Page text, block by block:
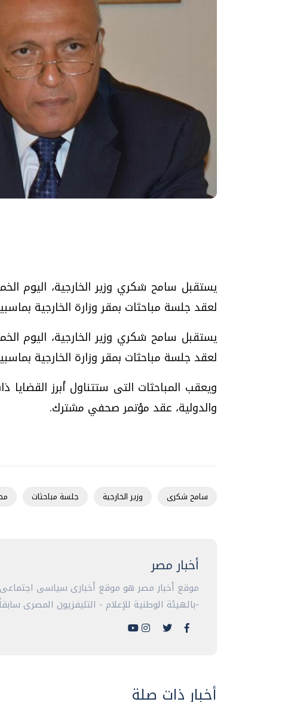
يستقبل سامح شكري وزير الخارجية، اليوم
لعقد جلسة مباحثات بمقر وزارة الخارجية
يستقبل سامح شكري وزير الخارجية، اليوم
لعقد جلسة مباحثات بمقر وزارة الخارجية
ويعقب المباحثات التى ستتناول أبرز القضايا
والدولية، عقد مؤتمر صحفي مشترك.
سامح شكرى وزير الخارجية جلسة مباحثات
أخبار مصر
موقع أخبار مصر هو موقع أخبارى سياسى
-بالهيئة الوطنية للإعلام - التليفزيون المصرى
أخبار ذات صلة
فيديو.. الإعلام
وتحديات هائلة
تحقيقات وحوارات
موجات الطقس الساخنة.. لماذا تحدث وكيف